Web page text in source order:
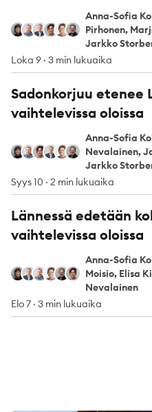
Anna-Sofia Koivu
Juho Moisio
Jarmo Pirhonen
Marja Nevalainen
Elisa Kivioja
Jarkko Storberg
Anna-Sofia
Pirhonen,
Jarkko
Loka 9 · 3 min lukuaika
Sadonkorjuu etenee
vaihtelevissa oloissa
Anna-Sofia Koivu
Juho Moisio
Marja Nevalainen
Jarmo Pirhonen
Elisa Kivioja
Jarkko Storberg
Anna-Sofia
Nevalainen,
Jarkko
Syys 10 · 2 min lukuaika
Lännessä edetään
vaihtelevissa oloissa
Anna-Sofia Koivu
Jarmo Pirhonen
Juho Moisio
Elisa Kivioja
Jarkko Storberg
Marja Nevalainen
Anna-Sofia
Moisio, Elisa
Nevalainen
Elo 7 · 3 min lukuaika